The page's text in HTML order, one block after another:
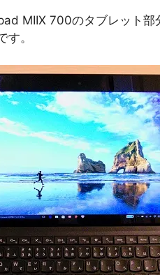
MIIX 700のタブレット部
す。